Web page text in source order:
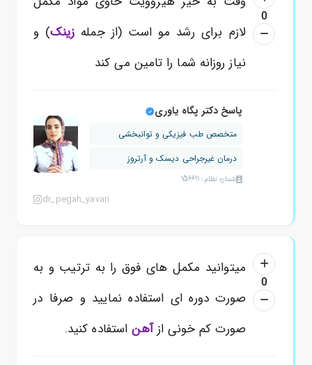
0
لازم برای رشد مو است (از جمله زینک) و
نیاز روزانه شما را تامین می کند
پاسخ دکتر پگاه یاوری
متخصص طب فیزیکی و توانبخشی
درمان غیرجراحی دیسک و آرتروز
شماره نظام: 156611
dr_pegah_yavari
0
میتوانید مکمل های فوق را به ترتیب و به
صورت دوره ای استفاده نمایید و صرفا در
صورت کم خونی ازآهناستفاده کنید.